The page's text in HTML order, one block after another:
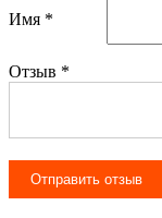
Имя *
Отзыв *